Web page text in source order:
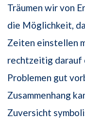
Träumen wir von
die Möglichkeit,
Zeiten einstellen
rechtzeitig darauf
Problemen gut
Zusammenhang
Zuversicht